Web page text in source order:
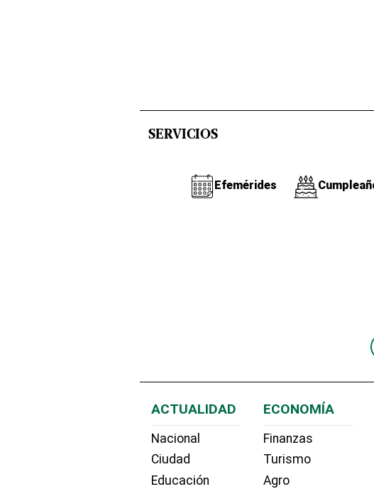
SERVICIOS
Efemérides
ACTUALIDAD
Nacional
Ciudad
Educación
ECONOMÍA
Finanzas
Turismo
Agro